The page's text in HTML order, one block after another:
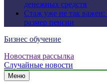
денежных средств
Стаж уже не так важен:
размер пенсии
Бизнес обучение
Новостная рассылка
Случайные новости
Меню